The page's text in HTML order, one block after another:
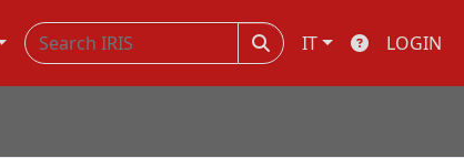
IT LOGIN